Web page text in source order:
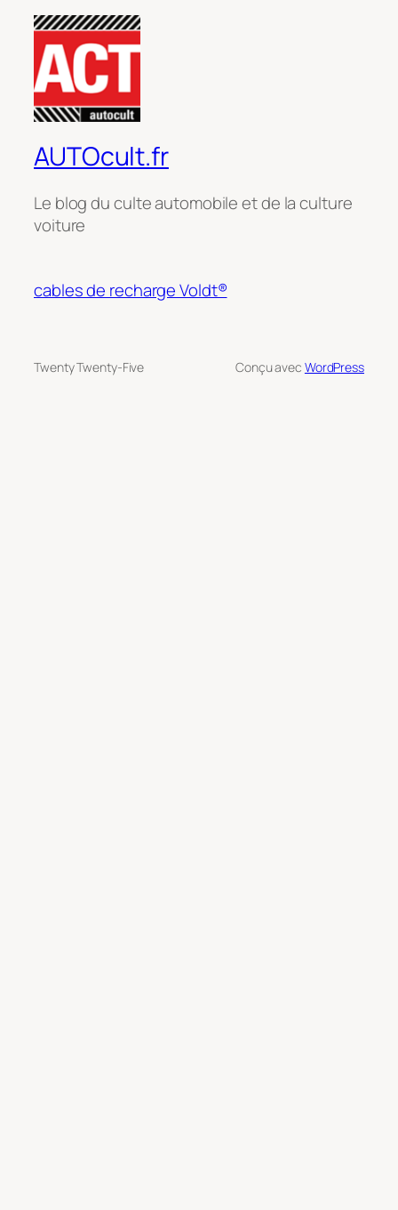
AUTOcult.fr
Le blog du culte automobile et de la culture
voiture
cables de recharge Voldt®
Twenty Twenty-Five Conçu avec WordPress